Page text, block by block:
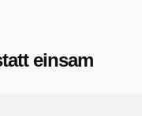
einsam